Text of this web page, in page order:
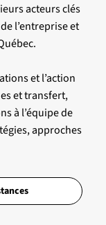
acteurs clés
l’entreprise et
et l’action
et transfert,
à l’équipe de
approches